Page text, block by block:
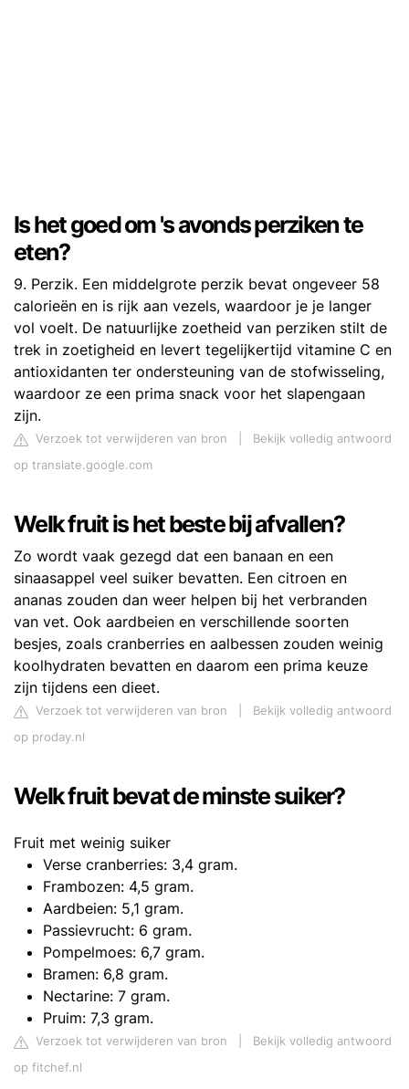
Is het goed om 's avonds perziken te
eten?
9. Perzik. Een middelgrote perzik bevat ongeveer 58
calorieën en is rijk aan vezels, waardoor je je langer
vol voelt. De natuurlijke zoetheid van perziken stilt de
trek in zoetigheid en levert tegelijkertijd vitamine C en
antioxidanten ter ondersteuning van de stofwisseling,
waardoor ze een prima snack voor het slapengaan
zijn.
Verzoek tot verwijderen van bron
Bekijk volledig antwoord
op translate.google.com
Welk fruit is het beste bij afvallen?
Zo wordt vaak gezegd dat een banaan en een
sinaasappel veel suiker bevatten. Een citroen en
ananas zouden dan weer helpen bij het verbranden
van vet. Ook aardbeien en verschillende soorten
besjes, zoals cranberries en aalbessen zouden weinig
koolhydraten bevatten en daarom een prima keuze
zijn tijdens een dieet.
Verzoek tot verwijderen van bron
Bekijk volledig antwoord
op proday.nl
Welk fruit bevat de minste suiker?
Fruit met weinig suiker
Verse cranberries: 3,4 gram.
Frambozen: 4,5 gram.
Aardbeien: 5,1 gram.
Passievrucht: 6 gram.
Pompelmoes: 6,7 gram.
Bramen: 6,8 gram.
Nectarine: 7 gram.
Pruim: 7,3 gram.
Verzoek tot verwijderen van bron
Bekijk volledig antwoord
op fitchef.nl